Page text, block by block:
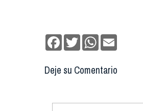
Facebook
TwitterWhatsApp
Deje su Comentario